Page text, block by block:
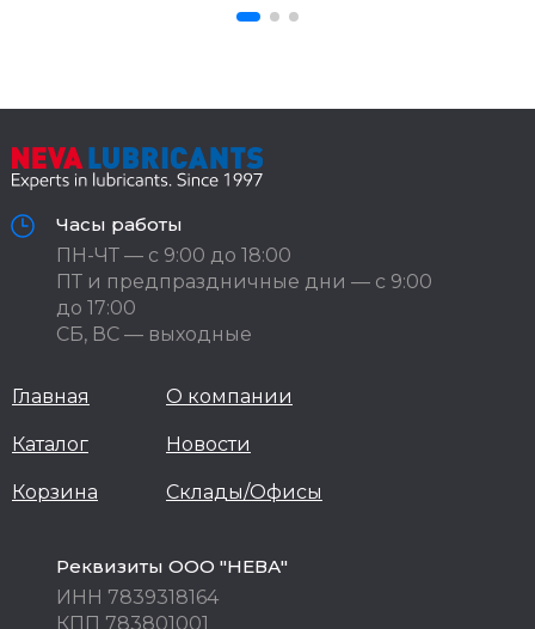
Часы работы
ПН-ЧТ — с 9:00 до 18:00
ПТ и предпраздничные дни — с 9:00
до 17:00
СБ, ВС — выходные
Главная
Каталог
Корзина
О компании
Новости
Склады/Офисы
Реквизиты ООО "НЕВА"
ИНН 7839318164
КПП 783801001